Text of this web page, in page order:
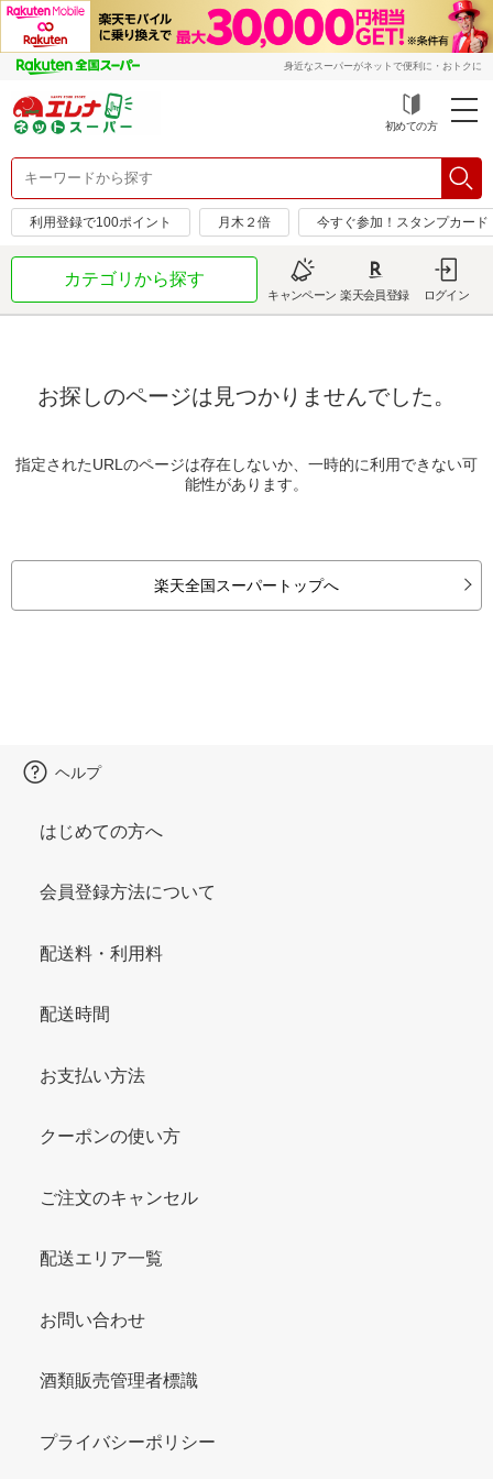
身近なスーパーがネットで便利に・おトクに
初めての方
利用登録で100ポイント 月木２倍 今すぐ参加！スタンプカード
カテゴリから探す
キャンペーン 楽天会員登録 ログイン
お探しのページは見つかりませんでした。
指定されたURLのページは存在しないか、一時的に利用できない可
能性があります。
楽天全国スーパートップへ
ヘルプ
はじめての方へ
会員登録方法について
配送料・利用料
配送時間
お支払い方法
クーポンの使い方
ご注文のキャンセル
配送エリア一覧
お問い合わせ
酒類販売管理者標識
プライバシーポリシー